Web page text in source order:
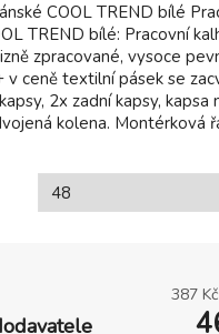
COOL TREND bílé
TREND bílé: Pracovní
zpracované, vysoce
v ceně textilní pásek se
2x zadní kapsy, kapsa
kolena. Montérková
387